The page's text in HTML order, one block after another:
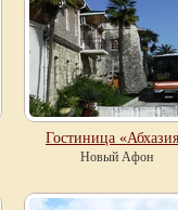
Гостиница
Новый Афон